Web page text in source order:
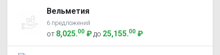
Вельметия
6 предложений
от 8,025.00 ₽ до 25,155.00 ₽